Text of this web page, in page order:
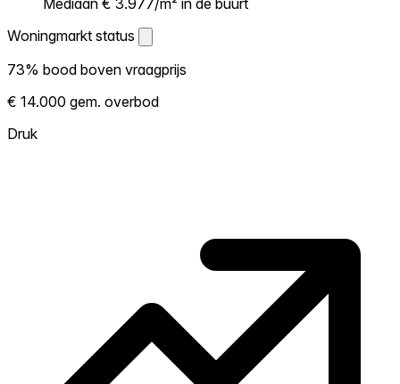
Woningmarkt status
Woningmarkt status
Laat zien hoe competitief de markt hier is.
Hoe meer woningen boven vraagprijs
verkopen, hoe heter. Heet? Verwacht
73% bood boven vraagprijs
€ 14.000 gem. overbod
Druk